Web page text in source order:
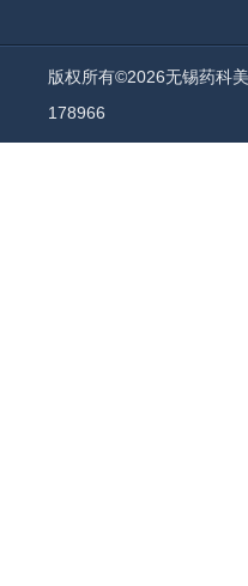
版权所有©2026无锡药科
178966